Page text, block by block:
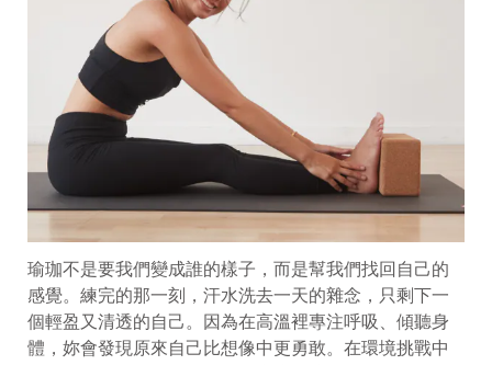
瑜珈不是要我們變成誰的樣子，而是幫我們找回自己的
感覺。練完的那一刻，汗水洗去一天的雜念，只剩下一
個輕盈又清透的自己。因為在高溫裡專注呼吸、傾聽身
體，妳會發現原來自己比想像中更勇敢。在環境挑戰中